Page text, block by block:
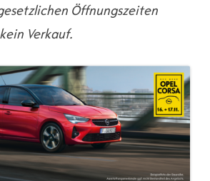
Öffnungszeiten
Verkauf.